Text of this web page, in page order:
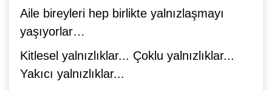
Aile bireyleri hep birlikte yalnızlaşmayı
yaşıyorlar…
Kitlesel yalnızlıklar... Çoklu yalnızlıklar...
Yakıcı yalnızlıklar...